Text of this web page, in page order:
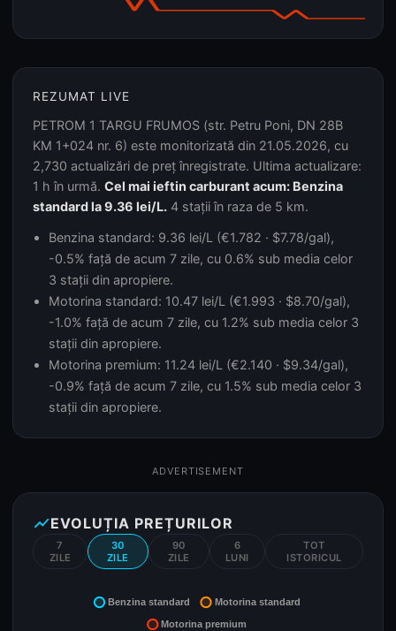
REZUMAT LIVE
PETROM 1 TARGU FRUMOS (str. Petru Poni, DN 28B
KM 1+024 nr. 6) este monitorizată din 21.05.2026, cu
2,730 actualizări de preț înregistrate. Ultima actualizare:
1 h în urmă. Cel mai ieftin carburant acum: Benzina
standard la 9.36 lei/L. 4 stații în raza de 5 km.
Benzina standard: 9.36 lei/L (€1.782 · $7.78/gal),
-0.5% față de acum 7 zile, cu 0.6% sub media celor
3 stații din apropiere.
Motorina standard: 10.47 lei/L (€1.993 · $8.70/gal),
-1.0% față de acum 7 zile, cu 1.2% sub media celor 3
stații din apropiere.
Motorina premium: 11.24 lei/L (€2.140 · $9.34/gal),
-0.9% față de acum 7 zile, cu 1.5% sub media celor 3
stații din apropiere.
ADVERTISEMENT
show_chartEVOLUȚIA PREȚURILOR
7
ZILE
30
ZILE
90
ZILE
6
LUNI
TOT
ISTORICUL